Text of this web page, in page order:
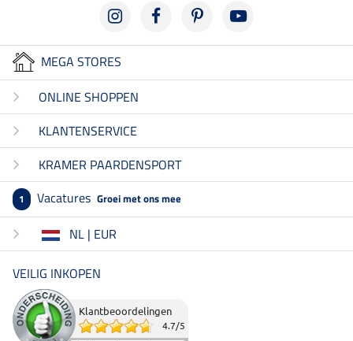
MEGA STORES
ONLINE SHOPPEN
KLANTENSERVICE
KRAMER PAARDENSPORT
1 Vacatures Groei met ons mee
NL | EUR
VEILIG INKOPEN
Klantbeoordelingen
4.7/5